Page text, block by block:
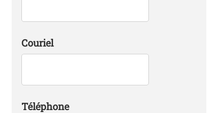
Couriel
Téléphone